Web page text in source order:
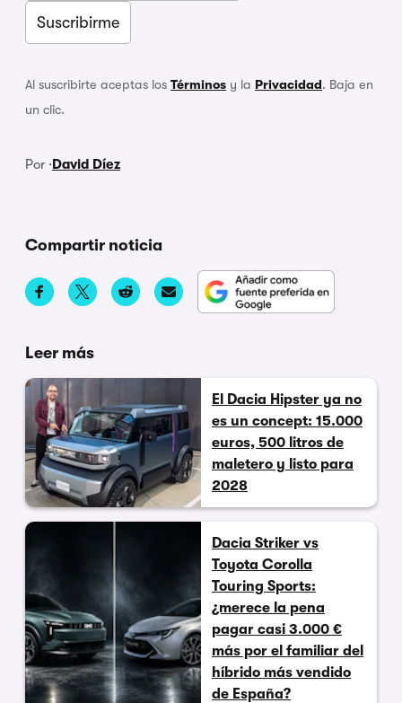
Al suscribirte aceptas los Términos y la Privacidad. Baja en
un clic.
Por ·David Díez
Compartir noticia
Leer más
El Dacia Hipster ya no
es un concept: 15.000
euros, 500 litros de
maletero y listo para
2028
Dacia Striker vs
Toyota Corolla
Touring Sports:
¿merece la pena
pagar casi 3.000 €
más por el familiar del
híbrido más vendido
de España?